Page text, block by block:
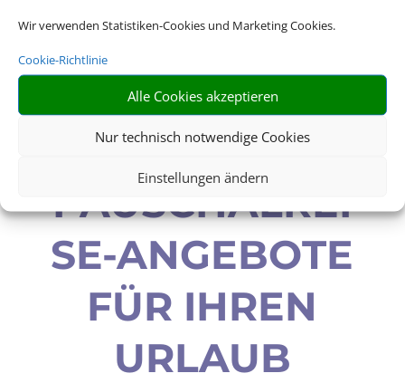
Wir verwenden Statistiken-Cookies und Marketing Cookies.
Cookie-Richtlinie
Alle Cookies akzeptieren
Nur technisch notwendige Cookies
Einstellungen ändern
DIE BESTEN
PAUSCHALREI
SE-ANGEBOTE
FÜR IHREN
URLAUB